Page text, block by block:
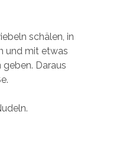
schälen, in
und mit etwas
Daraus